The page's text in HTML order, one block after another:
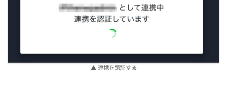
▲ 連携を認証する